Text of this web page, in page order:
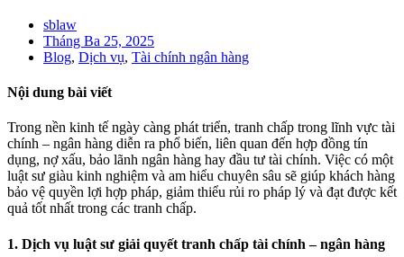
sblaw
Tháng Ba 25, 2025
Blog, Dịch vụ, Tài chính ngân hàng
Nội dung bài viết
Trong nền kinh tế ngày càng phát triển, tranh chấp trong lĩnh vực tài
chính – ngân hàng diễn ra phổ biến, liên quan đến hợp đồng tín
dụng, nợ xấu, bảo lãnh ngân hàng hay đầu tư tài chính. Việc có một
luật sư giàu kinh nghiệm và am hiểu chuyên sâu sẽ giúp khách hàng
bảo vệ quyền lợi hợp pháp, giảm thiểu rủi ro pháp lý và đạt được kết
quả tốt nhất trong các tranh chấp.
1. Dịch vụ luật sư giải quyết tranh chấp tài chính – ngân hàng